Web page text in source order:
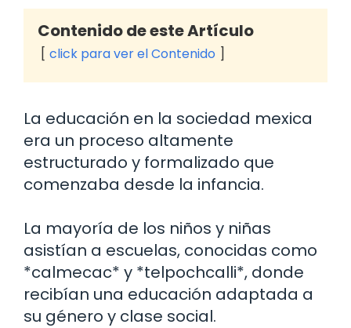
Contenido de este Artículo
click para ver el Contenido
La educación en la sociedad mexica
era un proceso altamente
estructurado y formalizado que
comenzaba desde la infancia.
La mayoría de los niños y niñas
asistían a escuelas, conocidas como
*calmecac* y *telpochcalli*, donde
recibían una educación adaptada a
su género y clase social.